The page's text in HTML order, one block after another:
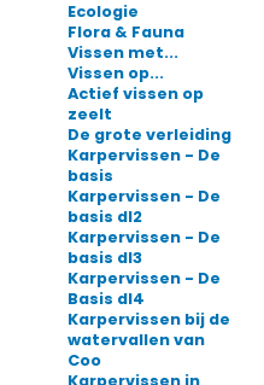
Ecologie
Flora & Fauna
Vissen met...
Vissen op...
Actief vissen op
zeelt
De grote verleiding
Karpervissen - De
basis
Karpervissen - De
basis dl2
Karpervissen - De
basis dl3
Karpervissen - De
Basis dl4
Karpervissen bij de
watervallen van
Coo
Karpervissen in